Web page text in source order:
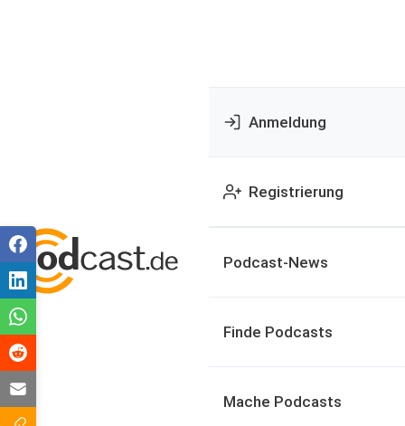
Anmeldung
Registrierung
Podcast-News
Finde Podcasts
Mache Podcasts